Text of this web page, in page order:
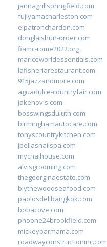
jannagrillspringfield.com
fujiyamacharleston.com
elpatronchardon.com
donglaishun-order.com
fiamc-rome2022.org
mariceworldessentials.com
lafisheriarestaurant.com
915jazzandmore.com
aguadulce-countryfair.com
jakehovis.com
bosswingsduluth.com
birminghamautocare.com
tonyscountrykitchen.com
jbellasnailspa.com
mychaihouse.com
alvisgrooming.com
thegeorginaestate.com
blythewoodseafood.com
paolosdelibangkok.com
bobacove.com
phoone24brookfield.com
mickeybarmama.com
roadwayconstructioninc.com